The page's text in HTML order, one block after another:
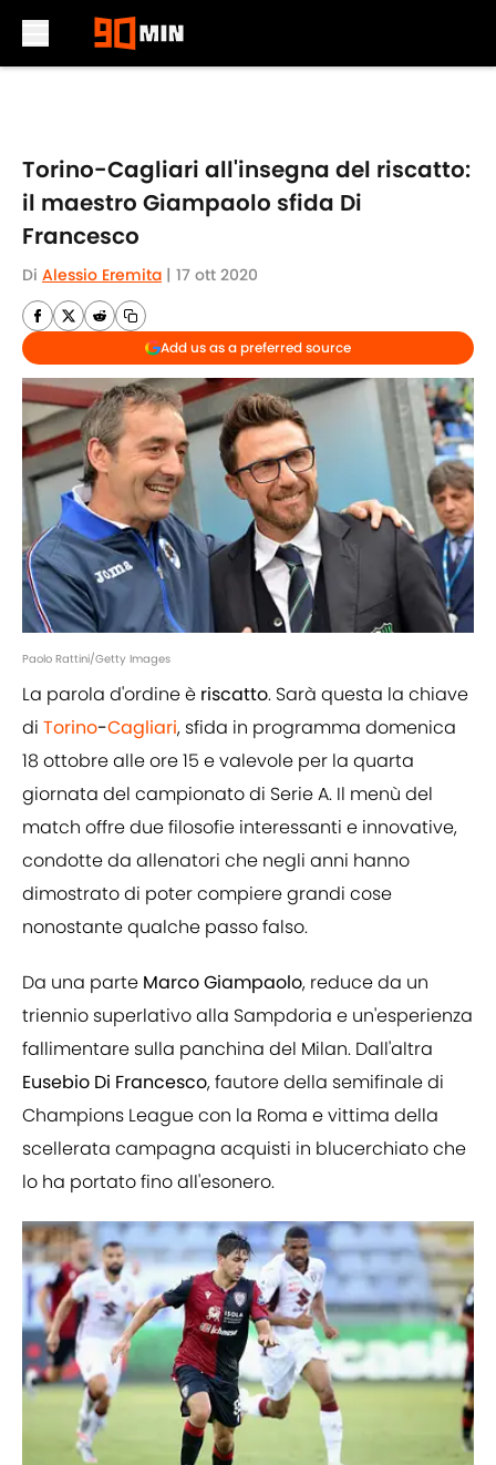
Torino-Cagliari all'insegna del riscatto:
il maestro Giampaolo sfida Di
Francesco
Di Alessio Eremita | 17 ott 2020
Add us as a preferred source
Paolo Rattini/Getty Images
La parola d'ordine è riscatto. Sarà questa la chiave
di Torino-Cagliari, sfida in programma domenica
18 ottobre alle ore 15 e valevole per la quarta
giornata del campionato di Serie A. Il menù del
match offre due filosofie interessanti e innovative,
condotte da allenatori che negli anni hanno
dimostrato di poter compiere grandi cose
nonostante qualche passo falso.
Da una parte Marco Giampaolo, reduce da un
triennio superlativo alla Sampdoria e un'esperienza
fallimentare sulla panchina del Milan. Dall'altra
Eusebio Di Francesco, fautore della semifinale di
Champions League con la Roma e vittima della
scellerata campagna acquisti in blucerchiato che
lo ha portato fino all'esonero.